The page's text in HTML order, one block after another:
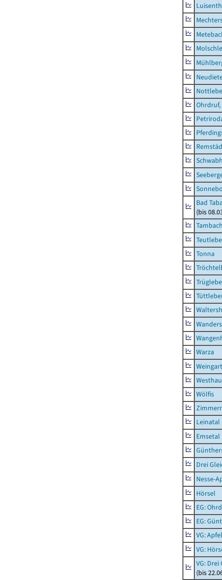
Bad
(bis
Tonna
Warza
Wölfis
Leinatal
Emsetal
Drei
Nesse-
Hörsel
EG:
EG:
VG:
VG:
VG:
(bis